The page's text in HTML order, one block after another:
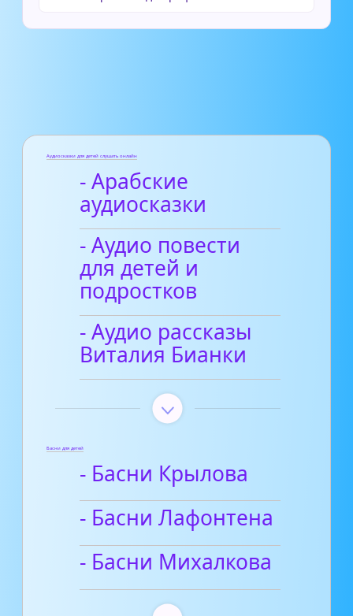
Аудиосказки для детей слушать онлайн
- Арабские
аудиосказки
- Аудио повести
для детей и
подростков
- Аудио рассказы
Виталия Бианки
Басни для детей
- Басни Крылова
- Басни Лафонтена
- Басни Михалкова